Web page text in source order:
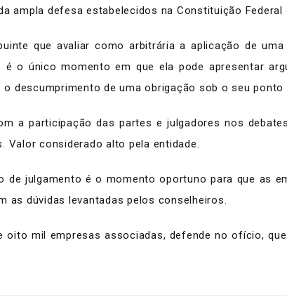
ampla defesa estabelecidos na Constituição Federal
que avaliar como arbitrária a aplicação de
o único momento em que ela pode apresentar
descumprimento de uma obrigação sob o seu ponto
a participação das partes e julgadores nos
Valor considerado alto pela entidade.
de julgamento é o momento oportuno para que as
as dúvidas levantadas pelos conselheiros.
oito mil empresas associadas, defende no ofício,